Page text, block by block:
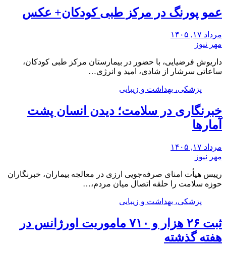
عمو پورنگ در مرکز طبی کودکان+ عکس
مرداد ۱۷, ۱۴۰۵
مهر نیوز
داریوش فرضیایی، با حضور در بیمارستان مرکز طبی کودکان،
ساعاتی سرشار از شادی، امید و انرژی…
پزشکی، بهداشت و زیبایی
خبرنگاری در سلامت؛ دیدن انسان پشت
آمارها
مرداد ۱۷, ۱۴۰۵
مهر نیوز
رییس هیأت امنای صرفه‌جویی ارزی در معالجه بیماران، خبرنگاران
حوزه سلامت را حلقه اتصال میان مردم،…
پزشکی، بهداشت و زیبایی
ثبت ۲۶ هزار و ۷۱۰ ماموریت اورژانس در
هفته گذشته